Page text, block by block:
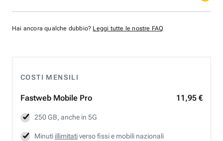
COSTI MENSILI
Fastweb Mobile Pro 11,95 €
250 GB, anche in 5G
Minuti illimitativerso fissi e mobili nazionali
Hai ancora qualche dubbio? Leggi tutte le nostre FAQ